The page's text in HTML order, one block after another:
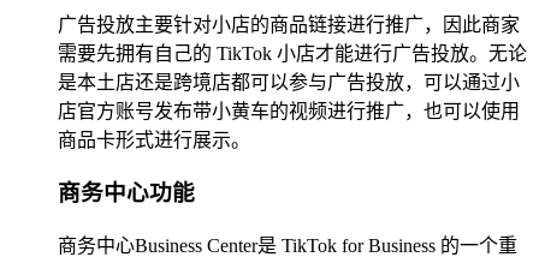
广告投放主要针对小店的商品链接进行推广，因此商家
需要先拥有自己的 TikTok 小店才能进行广告投放。无论
是本土店还是跨境店都可以参与广告投放，可以通过小
店官方账号发布带小黄车的视频进行推广，也可以使用
商品卡形式进行展示。
商务中心功能
商务中心Business Center是 TikTok for Business 的一个重